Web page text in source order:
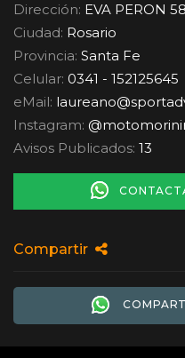
Dirección: EVA PERON
Ciudad: Rosario
Provincia: Santa Fe
Celular: 0341 - 152125645
eMail: laureano@
Instagram:
Avisos Publicados: 13
Compartir